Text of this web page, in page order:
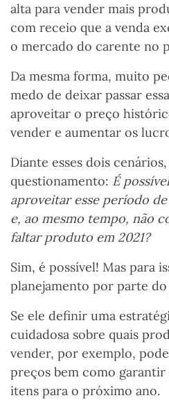
alta para vender mais
com receio que a venda
o mercado do carente no
Da mesma forma, muito
medo de deixar passar
aproveitar o preço
vender e aumentar os
Diante esses dois
questionamento: É
aproveitar esse período
e, ao mesmo tempo, não
faltar produto em 2021?
Sim, é possível! Mas para
planejamento por parte
Se ele definir uma
cuidadosa sobre quais
vender, por exemplo,
preços bem como
itens para o próximo ano.